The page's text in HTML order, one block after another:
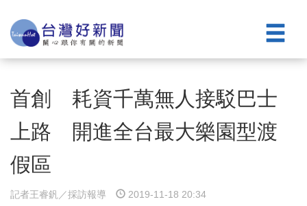
首創 耗資千萬無人接駁巴士
上路 開進全台最大樂園型渡
假區
記者王睿釩／採訪報導 2019-11-18 20:34